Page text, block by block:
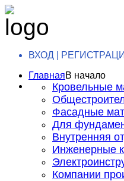
ВХОД |
ГлавнаяВ начало
Кровельные
Фасадные
Для
Внутренняя
Инженерные
Компании